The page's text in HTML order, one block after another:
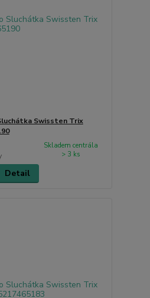
Swissten Trix
Skladem centrála
> 3 ks
Detail